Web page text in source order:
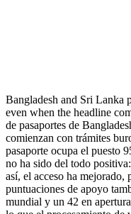
Bangladesh and Sri Lanka
even when the headline
de pasaportes de
comienzan con trámites
pasaporte ocupa el puesto
no ha sido del todo
así, el acceso ha mejorado,
puntuaciones de apoyo
mundial y un 42 en